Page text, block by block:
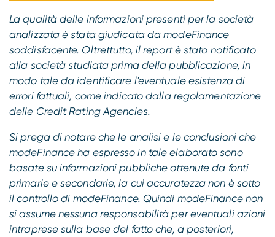
La qualità delle informazioni presenti per la società
analizzata è stata giudicata da modeFinance
soddisfacente. Oltrettutto, il report è stato notificato
alla società studiata prima della pubblicazione, in
modo tale da identificare l'eventuale esistenza di
errori fattuali, come indicato dalla regolamentazione
delle Credit Rating Agencies.
Si prega di notare che le analisi e le conclusioni che
modeFinance ha espresso in tale elaborato sono
basate su informazioni pubbliche ottenute da fonti
primarie e secondarie, la cui accuratezza non è sotto
il controllo di modeFinance. Quindi modeFinance non
si assume nessuna responsabilità per eventuali azioni
intraprese sulla base del fatto che, a posteriori,